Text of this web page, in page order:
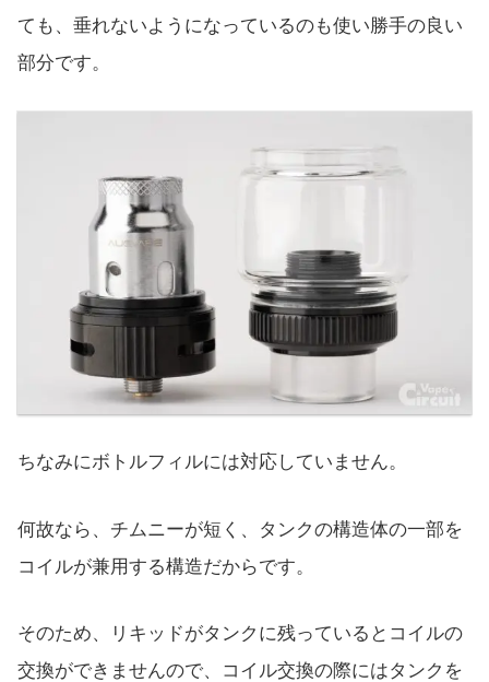
ても、垂れないようになっているのも使い勝手の良い
部分です。
ちなみにボトルフィルには対応していません。
何故なら、チムニーが短く、タンクの構造体の一部を
コイルが兼用する構造だからです。
そのため、リキッドがタンクに残っているとコイルの
交換ができませんので、コイル交換の際にはタンクを